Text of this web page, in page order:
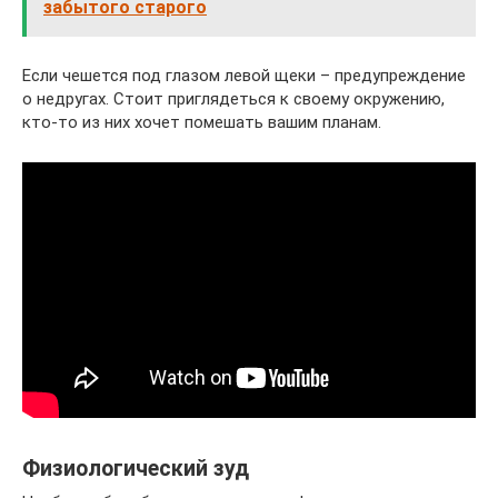
забытого старого
Если чешется под глазом левой щеки – предупреждение
о недругах. Стоит приглядеться к своему окружению,
кто-то из них хочет помешать вашим планам.
Физиологический зуд